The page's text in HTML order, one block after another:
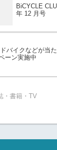
BiCYCLE
年 12 月号
バイクなどが当た
ーン実施中
・書籍・TV